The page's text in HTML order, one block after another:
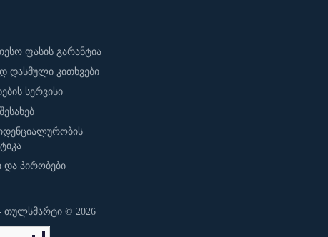
ფასის გარანტია
დასმული კითხვები
სერვისი
და პირობები
- თულსმარტი © 2026